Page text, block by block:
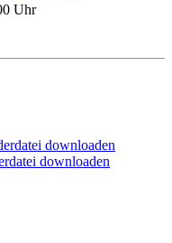
Uhr
downloaden
downloaden